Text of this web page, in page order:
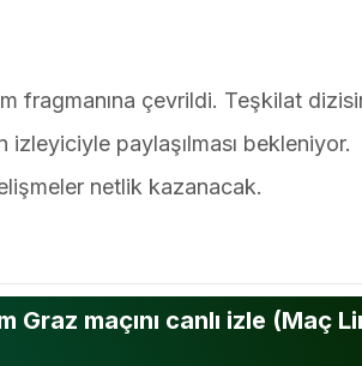
fragmanına çevrildi. Teşkilat
izleyiciyle paylaşılması bekleniyor.
netlik kazanacak.
maçını canlı izle (Maç